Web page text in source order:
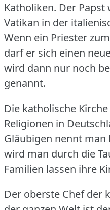
Katholiken. Der
Vatikan in der
Wenn ein Priester
darf er sich einen
wird dann nur noch
genannt.
Die katholische
Religionen in
Gläubigen nennt man
wird man durch die
Familien lassen ihre
Der oberste Chef der